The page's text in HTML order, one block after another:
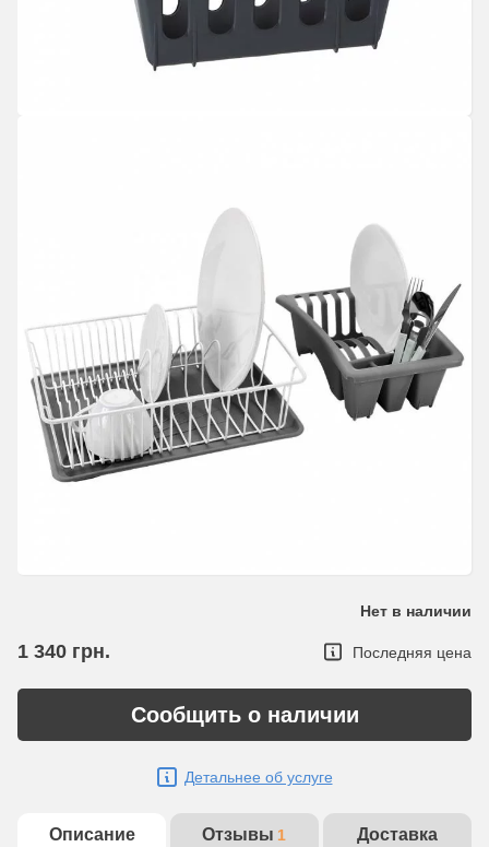
Нет в наличии
1 340 грн. Последняя цена
Сообщить о наличии
Детальнее об услуге
Описание Отзывы 1 Доставка